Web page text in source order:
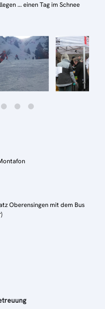
... einen Tag im Schnee
Oberensingen mit dem Bus